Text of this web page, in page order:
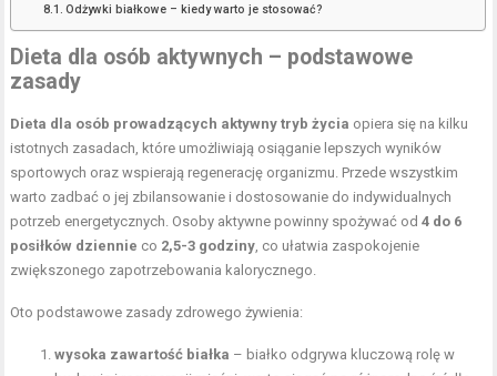
Odżywki białkowe – kiedy warto je stosować?
Dieta dla osób aktywnych – podstawowe
zasady
Dieta dla osób prowadzących aktywny tryb życia opiera się na kilku
istotnych zasadach, które umożliwiają osiąganie lepszych wyników
sportowych oraz wspierają regenerację organizmu. Przede wszystkim
warto zadbać o jej zbilansowanie i dostosowanie do indywidualnych
potrzeb energetycznych. Osoby aktywne powinny spożywać od4 do 6
posiłków dziennie co 2,5-3 godziny, co ułatwia zaspokojenie
zwiększonego zapotrzebowania kalorycznego.
Oto podstawowe zasady zdrowego żywienia:
wysoka zawartość białka – białko odgrywa kluczową rolę w